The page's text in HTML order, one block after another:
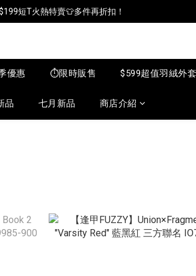
📦年中破盤出清(買鞋送襪)
短T火熱特賣👕多件再折扣！
優惠 ⏱️限時販售 $599超值羽絨外套
品 七月新品 商店介紹